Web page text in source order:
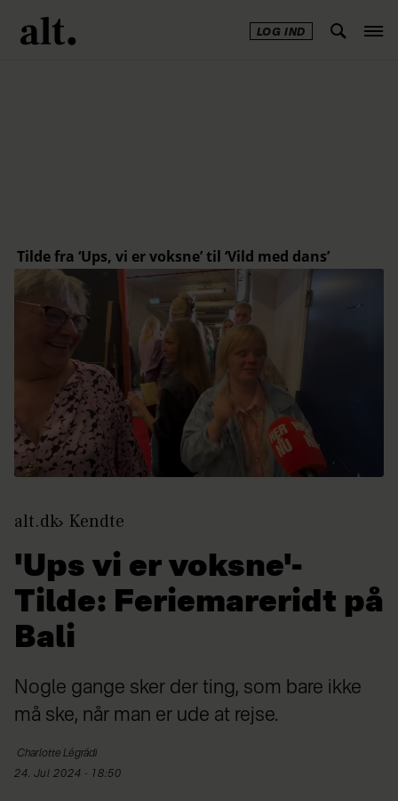
LOG IND
alt.dk Kendte
'Ups vi er voksne'-
Tilde: Feriemareridt på
Bali
Nogle gange sker der ting, som bare ikke
må ske, når man er ude at rejse.
Charlotte Légrádi
24. Jul 2024 - 18:50